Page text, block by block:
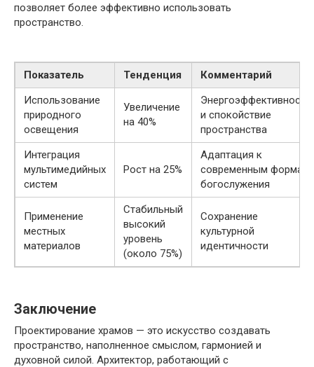
позволяет более эффективно использовать
пространство.
Показатель Тенденция
Комментарий
Использование
природного
освещения
Увеличение
на 40%
Энергоэффективность
и спокойствие
пространства
Интеграция
мультимедийных
систем
Рост на 25%
Адаптация к
современным формам
богослужения
Применение
местных
материалов
Стабильный
высокий
уровень
(около 75%)
Сохранение
культурной
идентичности
Заключение
Проектирование храмов — это искусство создавать
пространство, наполненное смыслом, гармонией и
духовной силой. Архитектор, работающий с